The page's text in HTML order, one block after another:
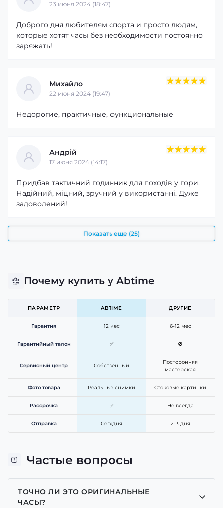
23 июня 2024 (18:47)
Доброго дня любителям спорта и просто людям,
которые хотят часы без необходимости постоянно
заряжать!
Михайло
22 июня 2024 (19:47)
Недорогие, практичные, функциональные
Андрій
17 июня 2024 (14:17)
Придбав тактичний годинник для походів у гори.
Надійний, міцний, зручний у використанні. Дуже
задоволений!
Показать еще (25)
Почему купить у Abtime
ПАРАМЕТР ABTIME ДРУГИЕ
Гарантия 12 мес 6-12 мес
Гарантийный талон ✅ 🚫
Сервисный центр Собственный
Посторонняя
мастерская
Фото товара Реальные снимки Стоковые картинки
Рассрочка ✅ Не всегда
Отправка Сегодня 2-3 дня
Частые вопросы
ТОЧНО ЛИ ЭТО ОРИГИНАЛЬНЫЕ
ЧАСЫ?